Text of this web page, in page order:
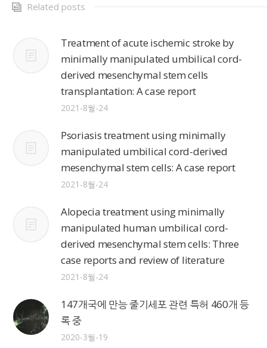
Related posts
Treatment of acute ischemic stroke by
minimally manipulated umbilical cord-
derived mesenchymal stem cells
transplantation: A case report
2021-8월-24
Psoriasis treatment using minimally
manipulated umbilical cord-derived
mesenchymal stem cells: A case report
2021-8월-24
Alopecia treatment using minimally
manipulated human umbilical cord-
derived mesenchymal stem cells: Three
case reports and review of literature
2021-8월-24
147개국에 만능 줄기세포 관련 특허 460개 등
록 중
2020-3월-19